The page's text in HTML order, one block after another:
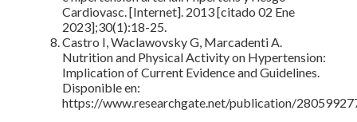
Cardiovasc. [Internet]. 2013 [citado 02 Ene
2023];30(1):18-25.
Castro I, Waclawovsky G, Marcadenti A.
Nutrition and Physical Activity on Hypertension:
Implication of Current Evidence and Guidelines.
Disponible en:
https://www.researchgate.net/publication/